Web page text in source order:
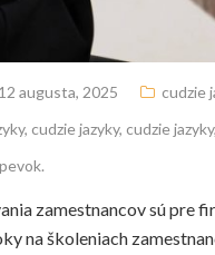
12 augusta, 2025 cudzie
, cudzie jazyky, cudzie jazyky,
zamestnancov sú pre
na školeniach